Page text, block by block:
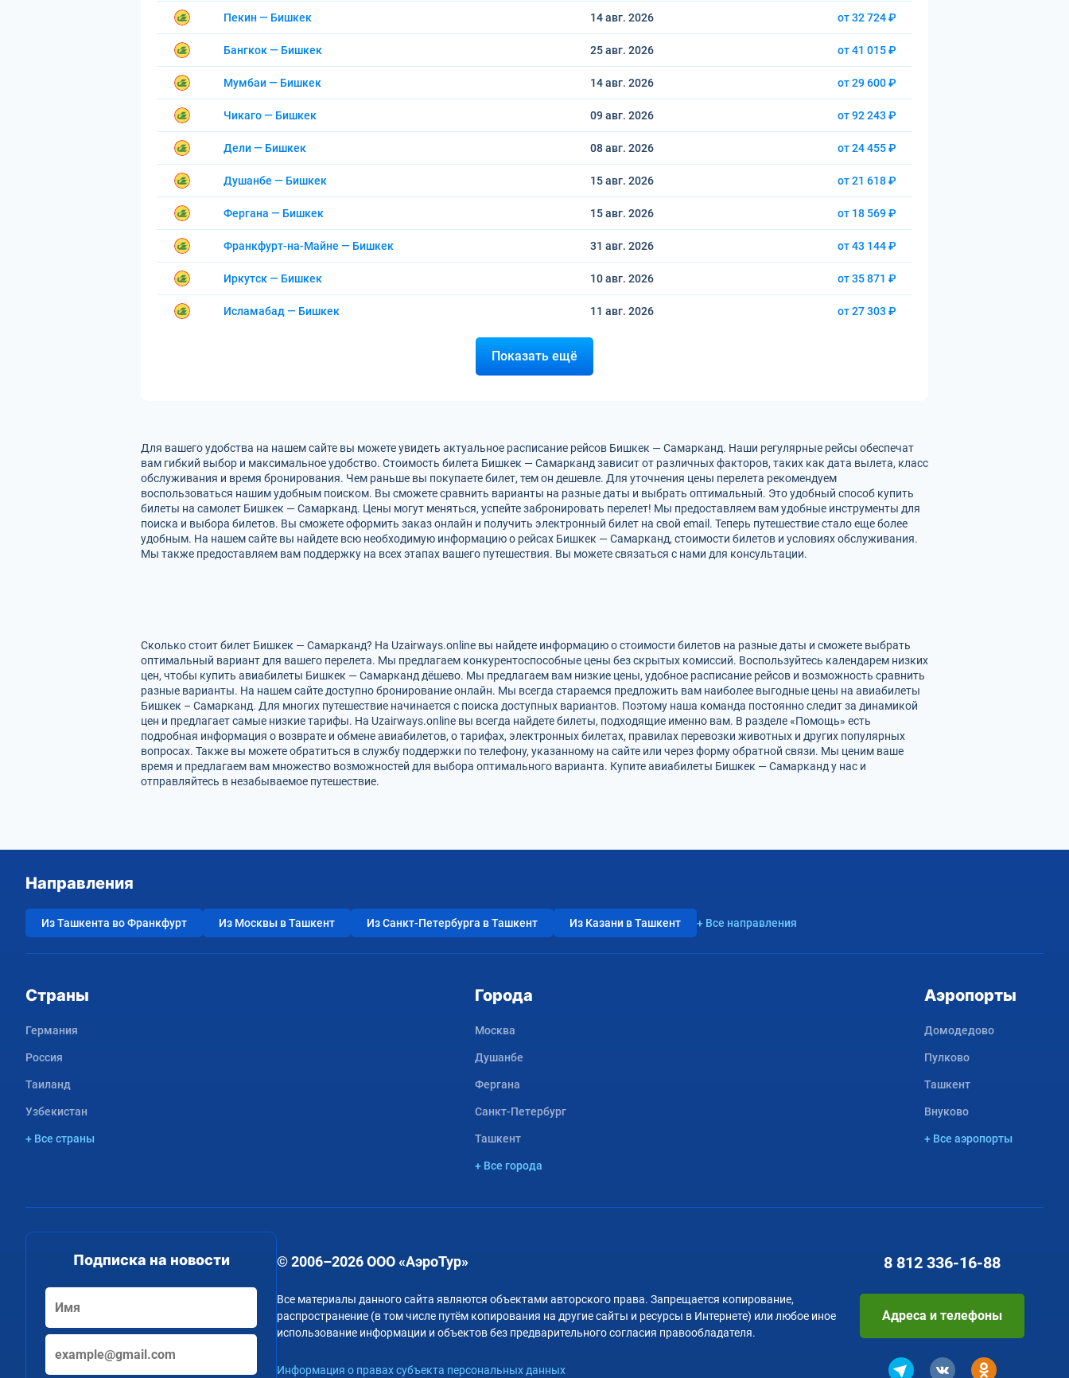
Пекин — Бишкек 14 авг. 2026 от 32 724 ₽
Бангкок — Бишкек 25 авг. 2026 от 41 015 ₽
Мумбаи — Бишкек 14 авг. 2026 от 29 600 ₽
Чикаго — Бишкек 09 авг. 2026 от 92 243 ₽
Дели — Бишкек 08 авг. 2026 от 24 455 ₽
Душанбе — Бишкек 15 авг. 2026 от 21 618 ₽
Фергана — Бишкек 15 авг. 2026 от 18 569 ₽
Франкфурт-на-Майне — Бишкек 31 авг. 2026 от 43 144 ₽
Иркутск — Бишкек 10 авг. 2026 от 35 871 ₽
Исламабад — Бишкек 11 авг. 2026 от 27 303 ₽
Показать ещё
Для вашего удобства на нашем сайте вы можете увидеть актуальное расписание рейсов Бишкек — Самарканд. Наши регулярные рейсы обеспечат
вам гибкий выбор и максимальное удобство. Стоимость билета Бишкек — Самарканд зависит от различных факторов, таких как дата вылета, класс
обслуживания и время бронирования. Чем раньше вы покупаете билет, тем он дешевле. Для уточнения цены перелета рекомендуем
воспользоваться нашим удобным поиском. Вы сможете сравнить варианты на разные даты и выбрать оптимальный. Это удобный способ купить
билеты на самолет Бишкек — Самарканд. Цены могут меняться, успейте забронировать перелет! Мы предоставляем вам удобные инструменты для
поиска и выбора билетов. Вы сможете оформить заказ онлайн и получить электронный билет на свой email. Теперь путешествие стало еще более
удобным. На нашем сайте вы найдете всю необходимую информацию о рейсах Бишкек — Самарканд, стоимости билетов и условиях обслуживания.
Мы также предоставляем вам поддержку на всех этапах вашего путешествия. Вы можете связаться с нами для консультации.
Сколько стоит билет Бишкек — Самарканд? На Uzairways.online вы найдете информацию о стоимости билетов на разные даты и сможете выбрать
оптимальный вариант для вашего перелета. Мы предлагаем конкурентоспособные цены без скрытых комиссий. Воспользуйтесь календарем низких
цен, чтобы купить авиабилеты Бишкек — Самарканд дёшево. Мы предлагаем вам низкие цены, удобное расписание рейсов и возможность сравнить
разные варианты. На нашем сайте доступно бронирование онлайн. Мы всегда стараемся предложить вам наиболее выгодные цены на авиабилеты
Бишкек – Самарканд. Для многих путешествие начинается с поиска доступных вариантов. Поэтому наша команда постоянно следит за динамикой
цен и предлагает самые низкие тарифы. На Uzairways.online вы всегда найдете билеты, подходящие именно вам. В разделе «Помощь» есть
подробная информация о возврате и обмене авиабилетов, о тарифах, электронных билетах, правилах перевозки животных и других популярных
вопросах. Также вы можете обратиться в службу поддержки по телефону, указанному на сайте или через форму обратной связи. Мы ценим ваше
время и предлагаем вам множество возможностей для выбора оптимального варианта. Купите авиабилеты Бишкек — Самарканд у нас и
отправляйтесь в незабываемое путешествие.
Направления
Из Ташкента во Франкфурт Из Москвы в Ташкент Из Санкт-Петербурга в Ташкент Из Казани в Ташкент + Все направления
Страны
Германия
Россия
Таиланд
Узбекистан
+ Все страны
Города
Москва
Душанбе
Фергана
Санкт-Петербург
Ташкент
+ Все города
Аэропорты
Домодедово
Пулково
Ташкент
Внуково
+ Все аэропорты
Подписка на новости © 2006–2026 ООО «АэроТур»
Все материалы данного сайта являются объектами авторского права. Запрещается копирование,
распространение (в том числе путём копирования на другие сайты и ресурсы в Интернете) или любое иное
использование информации и объектов без предварительного согласия правообладателя.
Информация о правах субъекта персональных данных
8 812 336-16-88
Адреса и телефоны